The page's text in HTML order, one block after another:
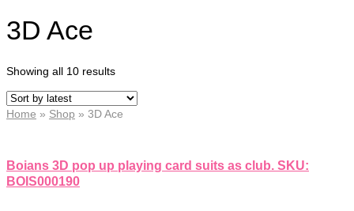
3D Ace
Showing all 10 results
Home » Shop » 3D Ace
Boians 3D pop up playing card suits as club. SKU:
BOIS000190